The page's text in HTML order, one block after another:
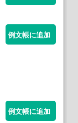
例文帳に追加
例文帳に追加